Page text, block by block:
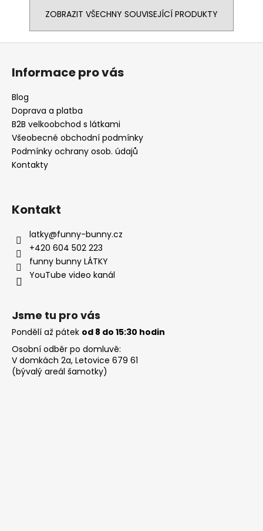
ZOBRAZIT VŠECHNY SOUVISEJÍCÍ PRODUKTY
Z
Informace pro vás
Blog
Doprava a platba
B2B velkoobchod s látkami
Všeobecné obchodní podmínky
Podmínky ochrany osob. údajů
Kontakty
Kontakt
latky@funny-bunny.cz
+420 604 502 223
funny bunny LÁTKY
YouTube video kanál
Jsme tu pro vás
Pondělí až pátek od 8 do 15:30 hodin
Osobní odběr po domluvě:
V domkách 2a, Letovice 679 61
(bývalý areál šamotky)